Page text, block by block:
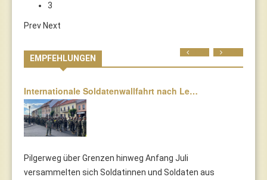
3
Prev Next
EMPFEHLUNGEN
Internationale Soldatenwallfahrt nach Le…
Pilgerweg über Grenzen hinweg Anfang Juli
versammelten sich Soldatinnen und Soldaten aus